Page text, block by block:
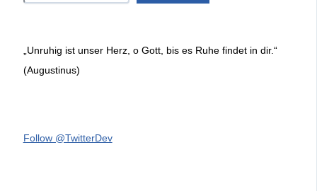
„Unruhig ist unser Herz, o Gott, bis es Ruhe findet in dir.“
(Augustinus)
Follow @TwitterDev